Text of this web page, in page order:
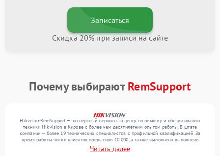
Записаться
Скидка 20% при записи на сайте
Почему выбираютRemSupport
HikvisionRemSupport — экспертный сервисный центр по ремонту и обслуживанию
техники Hikvision в Кирове с более чем десятилетним опытом работы. В штате
компании — более 19 технических специалистов с профильной квалификацией. За
время работы число клиентов превысило 10 000, а также выполнено выполнено
более 12 000 ремонтов. Ежемесячно в сервисный центр поступает от 300 устройств,
включая , , . Мы работаем с широким спектром неисправностей и предлагаем
Читать далее